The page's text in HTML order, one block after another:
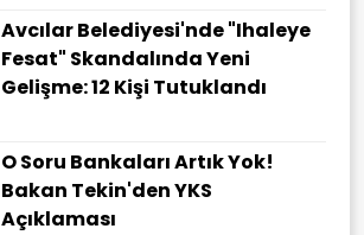
Avcılar Belediyesi'nde "ihaleye
Fesat" Skandalında Yeni
Gelişme: 12 Kişi Tutuklandı
O Soru Bankaları Artık Yok!
Bakan Tekin'den YKS
Açıklaması